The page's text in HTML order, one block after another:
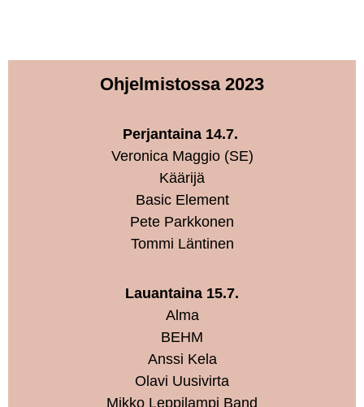
Ohjelmistossa 2023
Perjantaina 14.7.
Veronica Maggio (SE)
Käärijä
Basic Element
Pete Parkkonen
Tommi Läntinen
Lauantaina 15.7.
Alma
BEHM
Anssi Kela
Olavi Uusivirta
Mikko Leppilampi Band